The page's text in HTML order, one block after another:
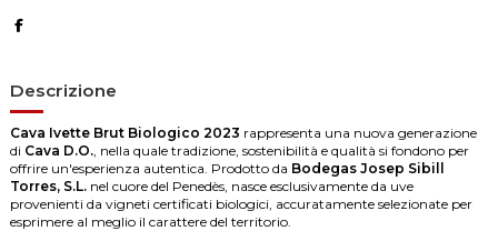
Descrizione
Cava Ivette Brut Biologico 2023 rappresenta una nuova generazione
di Cava D.O., nella quale tradizione, sostenibilità e qualità si fondono per
offrire un'esperienza autentica. Prodotto da Bodegas Josep Sibill
Torres, S.L. nel cuore del Penedès, nasce esclusivamente da uve
provenienti da vigneti certificati biologici, accuratamente selezionate per
esprimere al meglio il carattere del territorio.